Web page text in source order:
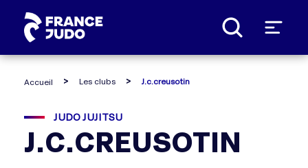
Accueil Les clubs J.c.creusotin
JUDO JUJITSU
J.C.CREUSOTIN